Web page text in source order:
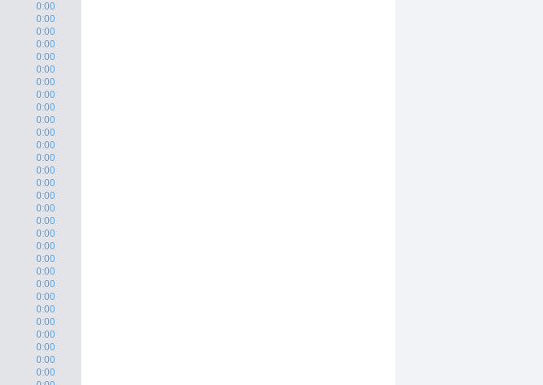
0:00
0:00
0:00
0:00
0:00
0:00
0:00
0:00
0:00
0:00
0:00
0:00
0:00
0:00
0:00
0:00
0:00
0:00
0:00
0:00
0:00
0:00
0:00
0:00
0:00
0:00
0:00
0:00
0:00
0:00